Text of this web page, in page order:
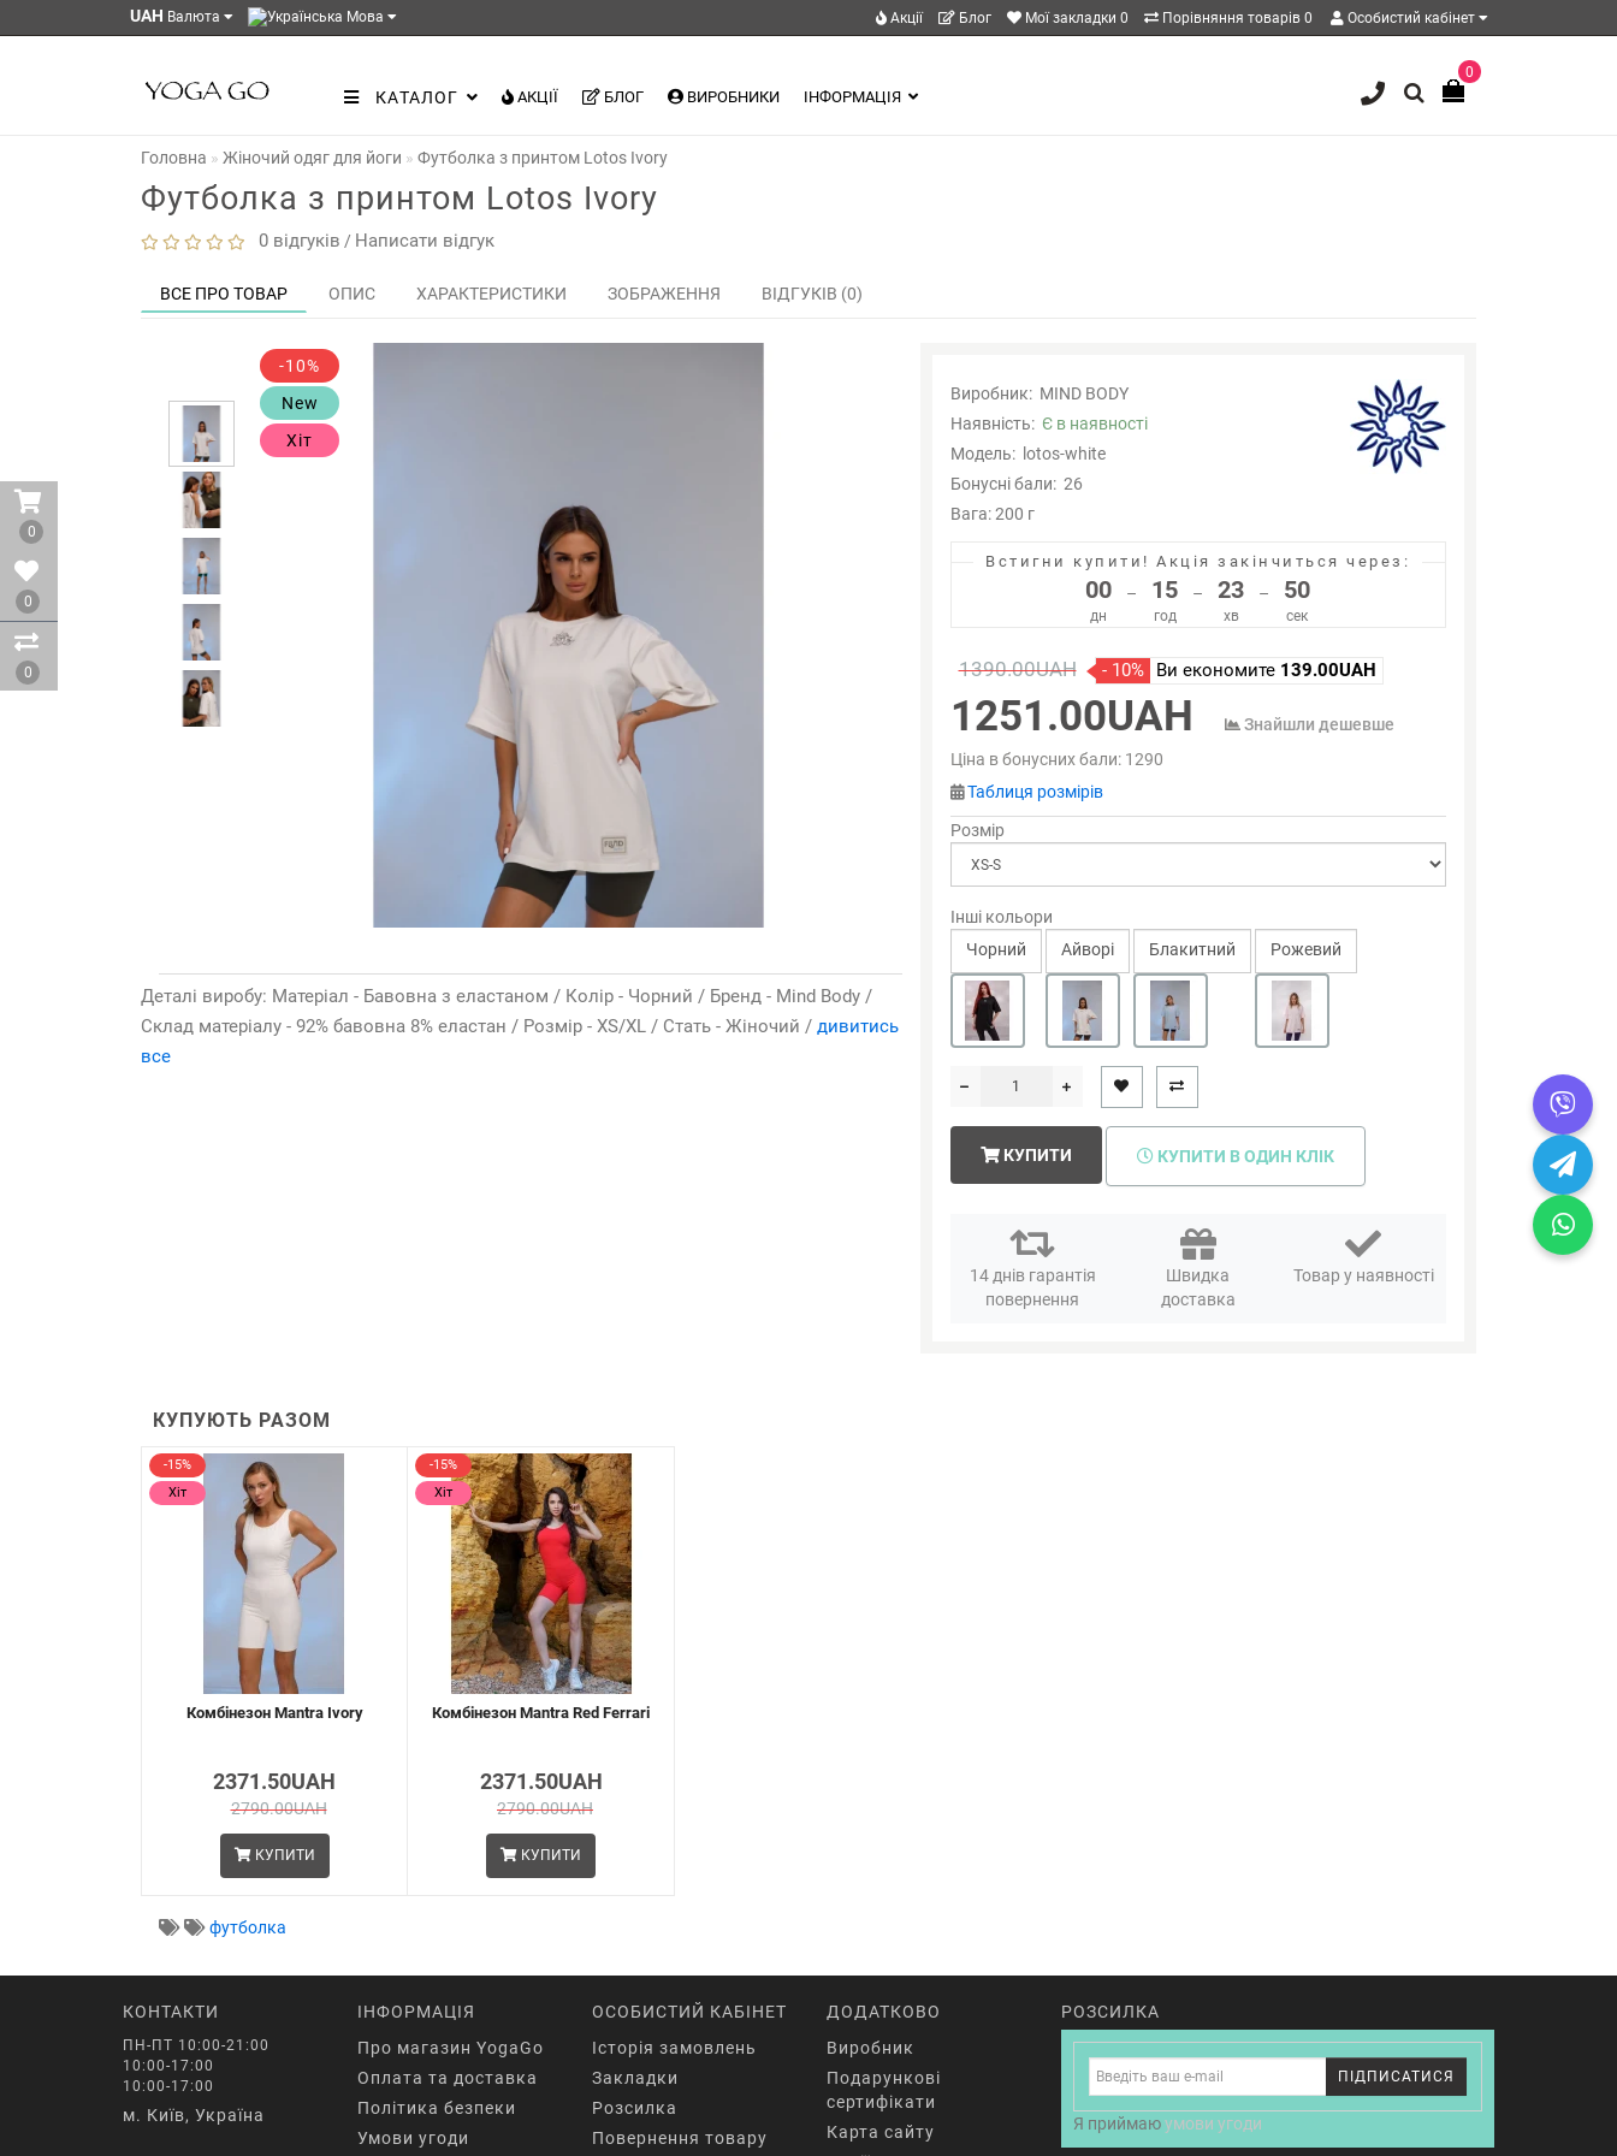
0
0
0
UAH Валюта Мова Акції Блог Мої закладки 0 Порівняння товарів 0 Особистий кабінет
КАТАЛОГ АКЦІЇ БЛОГ ВИРОБНИКИ ІНФОРМАЦІЯ
0
Головна Жіночий одяг для йоги Футболка з принтом Lotos Ivory
Футболка з принтом Lotos Ivory
0 відгуків / Написати відгук
ВСЕ ПРО ТОВАР ОПИС ХАРАКТЕРИСТИКИ ЗОБРАЖЕННЯ ВІДГУКІВ (0)
-10%
New
Хіт
Деталі виробу: Матеріал - Бавовна з еластаном / Колір - Чорний / Бренд - Mind Body /
Склад матеріалу - 92% бавовна 8% еластан / Розмір - XS/XL / Стать - Жіночий / дивитись
все
Виробник: MIND BODY
Наявність: Є в наявності
Модель: lotos-white
Бонусні бали:26
Вага: 200 г
Встигни купити!Акція закінчиться через:
00
дн
– 15
год
– 23
хв
– 50
сек
1390.00UAH - 10% Ви економите 139.00UAH
1251.00UAH
Знайшли дешевше
Ціна в бонусних бали: 1290
Таблиця розмірів
Розмір
Інші кольори
Чорний
Айворi Блакитний Рожевий
КУПИТИ КУПИТИ В ОДИН КЛІК
14 днів гарантія
повернення
Швидка
доставка
Товар у наявності
КУПУЮТЬ РАЗОМ
-15%
Хіт
Комбінезон Mantra Ivory
2371.50UAH
2790.00UAH
КУПИТИ
-15%
Хіт
Комбінезон Mantra Red Ferrari
2371.50UAH
2790.00UAH
КУПИТИ
футболка
КОНТАКТИ
ПН-ПТ 10:00-21:00
10:00-17:00
10:00-17:00
м. Київ, Україна
ІНФОРМАЦІЯ
Про магазин YogaGo
Оплата та доставка
Політика безпеки
Умови угоди
ОСОБИСТИЙ КАБІНЕТ
Історія замовлень
Закладки
Розсилка
Повернення товару
ДОДАТКОВО
Виробник
Подарункові
сертифікати
Карта сайту
РОЗСИЛКА
ПІДПИСАТИСЯ
Я приймаюумови угоди